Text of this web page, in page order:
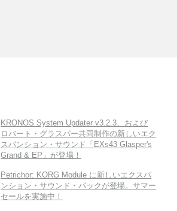
KRONOS System Updater v3.2.3、および
ロバート・グラスパー共同制作の新しいエク
スパンション・サウンド「EXs43 Glasper's
Grand & EP」が登場！
Petrichor: KORG Module に新しいエクスパ
ンション・サウンド・パックが登場。サマー
セールを実施中！